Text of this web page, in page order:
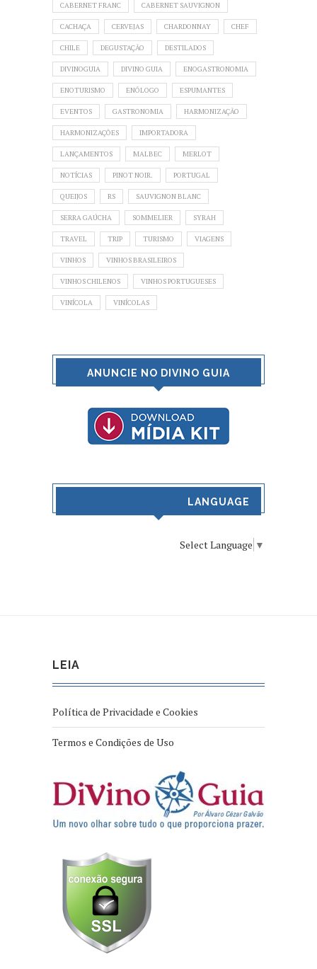
CABERNET FRANC CABERNET SAUVIGNON
CACHAÇA CERVEJAS CHARDONNAY CHEF
CHILE DEGUSTAÇÃO DESTILADOS
DIVINOGUIA DIVINO GUIA ENOGASTRONOMIA
ENOTURISMO ENÓLOGO ESPUMANTES
EVENTOS GASTRONOMIA HARMONIZAÇÃO
HARMONIZAÇÕES IMPORTADORA
LANÇAMENTOS MALBEC MERLOT
NOTÍCIAS PINOT NOIR. PORTUGAL
QUEIJOS RS SAUVIGNON BLANC
SERRA GAÚCHA SOMMELIER SYRAH
TRAVEL TRIP TURISMO VIAGENS
VINHOS VINHOS BRASILEIROS
VINHOS CHILENOS VINHOS PORTUGUESES
VINÍCOLA VINÍCOLAS
ANUNCIE NO DIVINO GUIA
LANGUAGE
Select Language ▼
LEIA
Política de Privacidade e Cookies
Termos e Condições de Uso